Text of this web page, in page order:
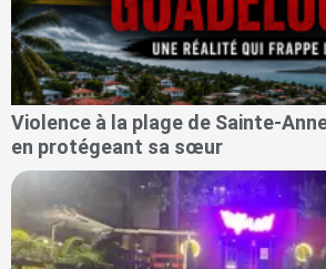
Violence à la plage de Sainte-
en protégeant sa sœur